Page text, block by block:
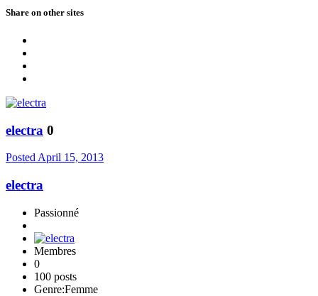
Share on other sites
electra 0
PostedApril 15, 2013
electra
Passionné
Membres
0
100 posts
Genre:Femme